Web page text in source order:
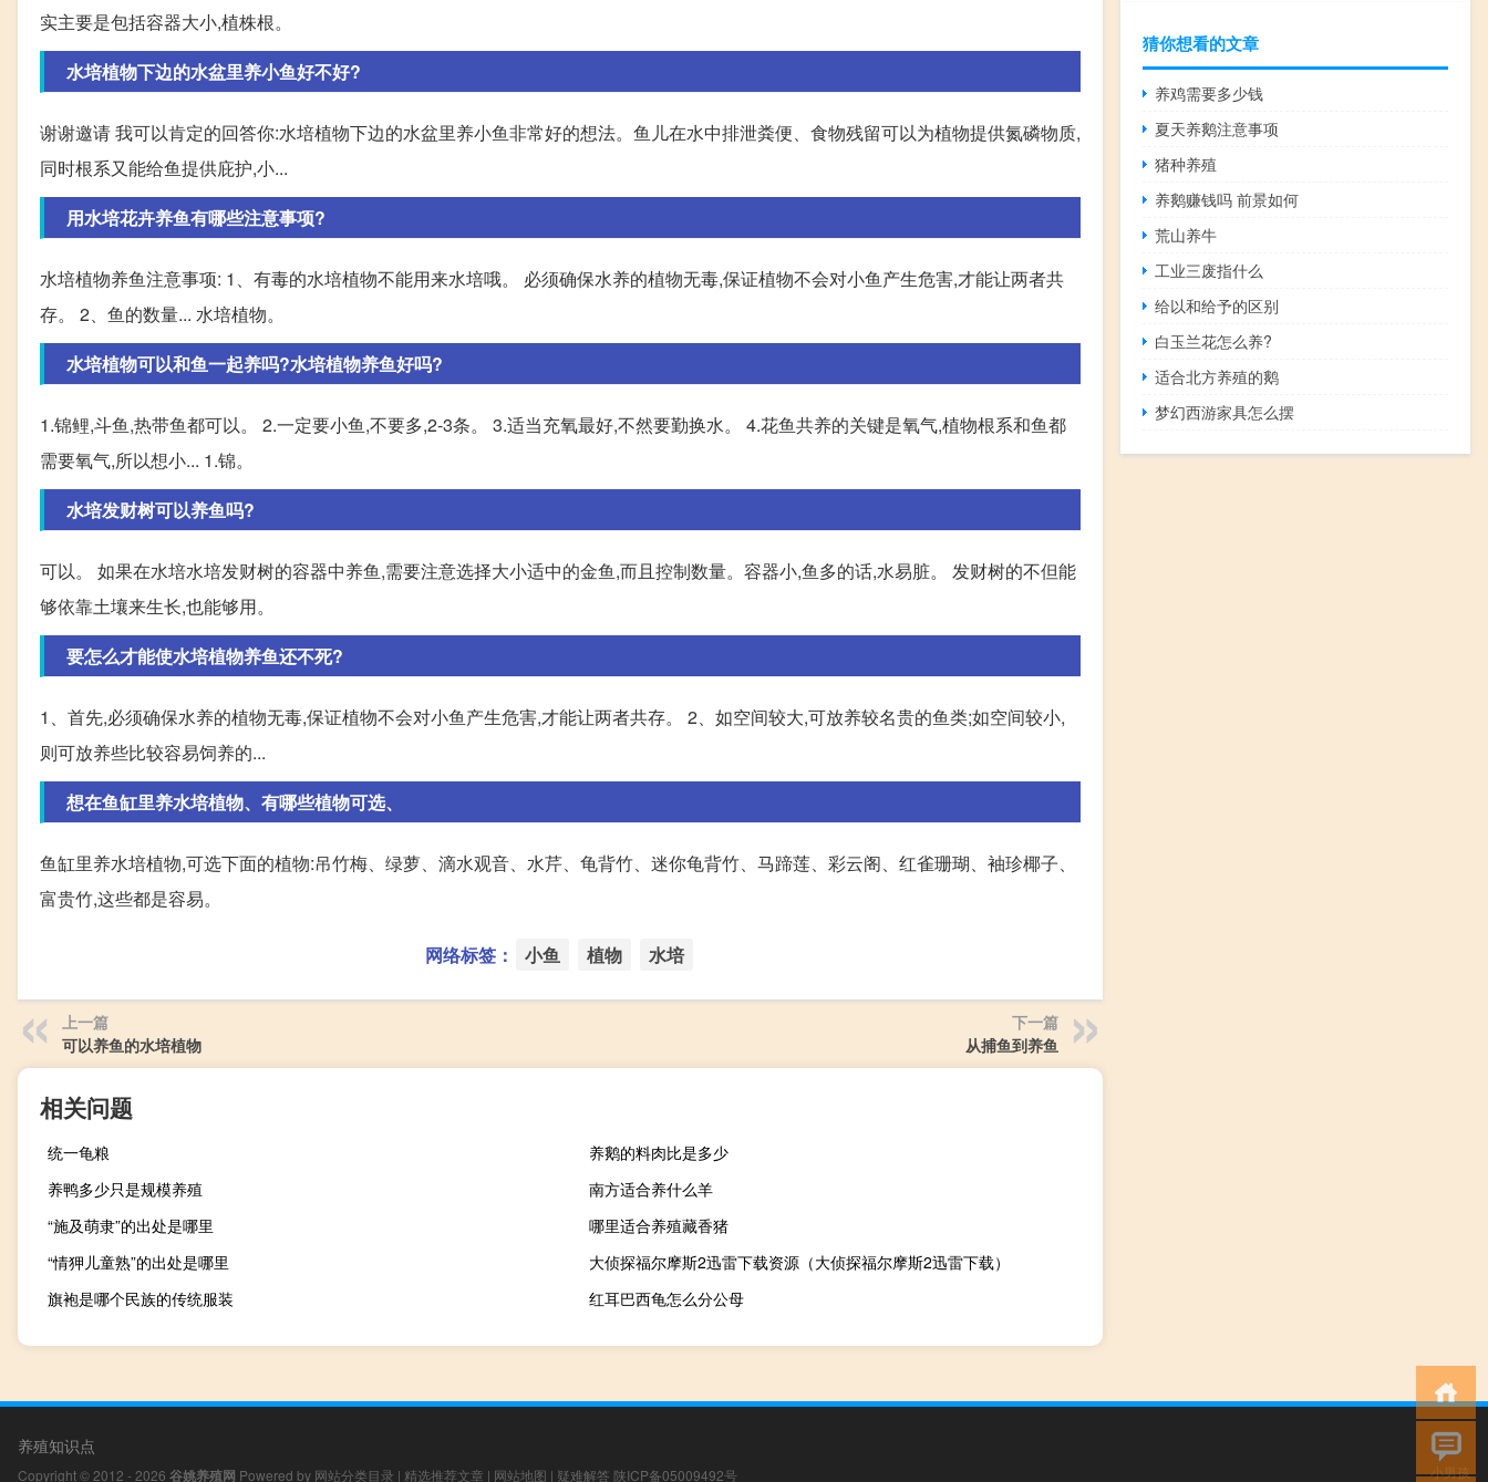
实主要是包括容器大小,植株根。
水培植物下边的水盆里养小鱼好不好?
谢谢邀请 我可以肯定的回答你:水培植物下边的水盆里养小鱼非常好的想法。鱼儿在水中排泄粪便、食物残留可以为植物提供氮磷物质,
同时根系又能给鱼提供庇护,小...
用水培花卉养鱼有哪些注意事项?
水培植物养鱼注意事项: 1、有毒的水培植物不能用来水培哦。 必须确保水养的植物无毒,保证植物不会对小鱼产生危害,才能让两者共
存。 2、鱼的数量... 水培植物。
水培植物可以和鱼一起养吗?水培植物养鱼好吗?
1.锦鲤,斗鱼,热带鱼都可以。 2.一定要小鱼,不要多,2-3条。 3.适当充氧最好,不然要勤换水。 4.花鱼共养的关键是氧气,植物根系和鱼都
需要氧气,所以想小... 1.锦。
水培发财树可以养鱼吗?
可以。 如果在水培水培发财树的容器中养鱼,需要注意选择大小适中的金鱼,而且控制数量。容器小,鱼多的话,水易脏。 发财树的不但能
够依靠土壤来生长,也能够用。
要怎么才能使水培植物养鱼还不死?
1、首先,必须确保水养的植物无毒,保证植物不会对小鱼产生危害,才能让两者共存。 2、如空间较大,可放养较名贵的鱼类;如空间较小,
则可放养些比较容易饲养的...
想在鱼缸里养水培植物、有哪些植物可选、
鱼缸里养水培植物,可选下面的植物:吊竹梅、绿萝、滴水观音、水芹、龟背竹、迷你龟背竹、马蹄莲、彩云阁、红雀珊瑚、袖珍椰子、
富贵竹,这些都是容易。
网络标签： 小鱼 植物 水培
上一篇
可以养鱼的水培植物
下一篇
从捕鱼到养鱼
相关问题
统一龟粮
养鹅的料肉比是多少
养鸭多少只是规模养殖
南方适合养什么羊
“施及萌隶”的出处是哪里
哪里适合养殖藏香猪
“情狎儿童熟”的出处是哪里
大侦探福尔摩斯2迅雷下载资源（大侦探福尔摩斯2迅雷下载）
旗袍是哪个民族的传统服装
红耳巴西龟怎么分公母
猜你想看的文章
养鸡需要多少钱
夏天养鹅注意事项
猪种养殖
养鹅赚钱吗 前景如何
荒山养牛
工业三废指什么
给以和给予的区别
白玉兰花怎么养?
适合北方养殖的鹅
梦幻西游家具怎么摆
养殖知识点
Copyright © 2012 - 2026 谷姚养殖网 Powered by 网站分类目录 | 精选推荐文章 | 网站地图 | 疑难解答 陕ICP备05009492号 小男孩